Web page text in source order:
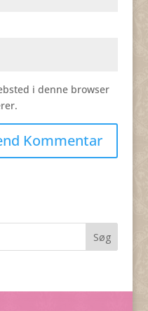
i denne browser